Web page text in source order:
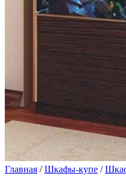
Главная /Шкафы-купе /